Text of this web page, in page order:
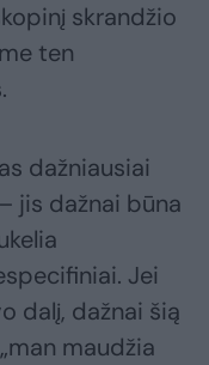
skrandžio
ten
dažniausiai
jis dažnai būna
Jei
dalį, dažnai šią
maudžia